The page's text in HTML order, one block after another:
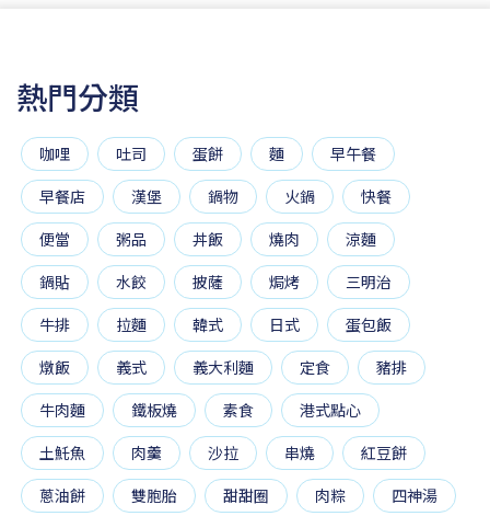
熱門分類
咖哩 吐司 蛋餅 麵
早午餐
早餐店
漢堡 鍋物 火鍋
快餐
便當
粥品 丼飯 燒肉
涼麵
鍋貼
水餃 披薩 焗烤
三明治
牛排
拉麵 韓式 日式
蛋包飯
燉飯
義式 義大利麵 定食
豬排
牛肉麵
鐵板燒 素食
港式點心
土魠魚
肉羹 沙拉 串燒
紅豆餅
蔥油餅
雙胞胎 甜甜圈 肉粽
四神湯